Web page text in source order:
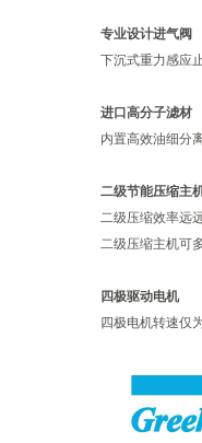
专业设计进气阀
下沉式重力感应
进口高分子滤材
内置高效油细分
二级节能压缩主
二级压缩效率远
二级压缩主机可
四极驱动电机
四极电机转速仅